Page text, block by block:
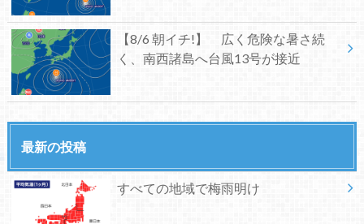
【8/6 朝イチ!】 広く危険な暑さ続
く、南西諸島へ台風13号が接近
最新の投稿
すべての地域で梅雨明け